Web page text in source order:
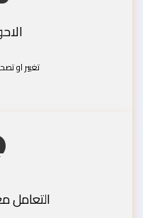
تغيير او
التعامل